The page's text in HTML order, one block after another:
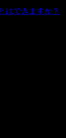
はできますか？